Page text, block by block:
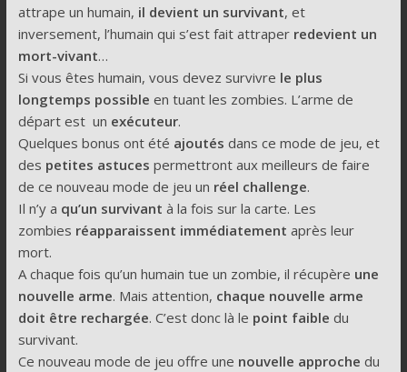
attrape un humain, il devient un survivant, et
inversement, l’humain qui s’est fait attraperredevient un
mort-vivant…
Si vous êtes humain, vous devez survivre le plus
longtemps possible en tuant les zombies. L’arme de
départ est un exécuteur.
Quelques bonus ont été ajoutés dans ce mode de jeu, et
des petites astuces permettront aux meilleurs de faire
de ce nouveau mode de jeu un réel challenge.
Il n’y a qu’un survivant à la fois sur la carte. Les
zombies réapparaissent immédiatement après leur
mort.
A chaque fois qu’un humain tue un zombie, il récupère une
nouvelle arme. Mais attention, chaque nouvelle arme
doit être rechargée. C’est donc là le point faible du
survivant.
Ce nouveau mode de jeu offre une nouvelle approche du